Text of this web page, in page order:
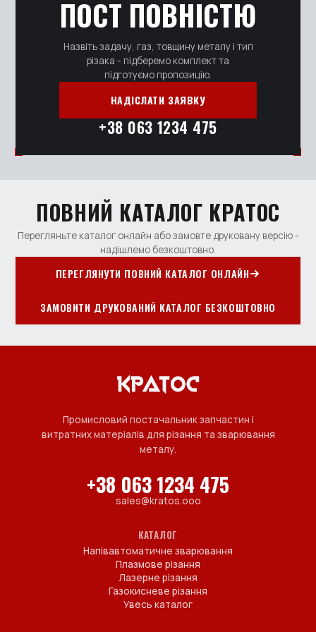
ПОСТ ПОВНІСТЮ
Назвіть задачу, газ, товщину металу і тип
різака - підберемо комплект та
підготуємо пропозицію.
НАДІСЛАТИ ЗАЯВКУ
+38 063 1234 475
ПОВНИЙ КАТАЛОГ КРАТОС
Перегляньте каталог онлайн або замовте друковану версію -
надішлемо безкоштовно.
ПЕРЕГЛЯНУТИ ПОВНИЙ КАТАЛОГ ОНЛАЙН
ЗАМОВИТИ ДРУКОВАНИЙ КАТАЛОГ БЕЗКОШТОВНО
Промисловий постачальник запчастин і
витратних матеріалів для різання та зварювання
металу.
+38 063 1234 475
sales@kratos.ooo
КАТАЛОГ
Напівавтоматичне зварювання
Плазмове різання
Лазерне різання
Газокисневе різання
Увесь каталог